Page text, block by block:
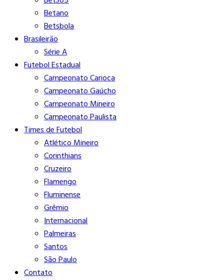
Betano
Betsbola
Brasileirão
Série A
Futebol Estadual
Campeonato Carioca
Campeonato Gaúcho
Campeonato Mineiro
Campeonato Paulista
Times de Futebol
Atlético Mineiro
Corinthians
Cruzeiro
Flamengo
Fluminense
Grêmio
Internacional
Palmeiras
Santos
São Paulo
Contato